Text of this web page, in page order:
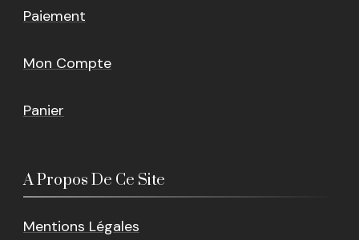
Paiement
Mon Compte
Panier
A Propos De Ce Site
Mentions Légales